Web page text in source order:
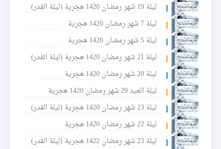
ليلة 19 شهر رمضان 1420 هجرية (ليلة القدر)
ليلة 7 شهر رمضان 1420 هجرية
ليلة 5 شهر رمضان 1420 هجرية
ليلة 21 شهر رمضان 1420 هجرية (ليلة القدر)
ليلة 20 شهر رمضان 1420 هجرية
ليلة العيد 29 شهر رمضان 1420 هجرية
ليلة 23 شهر رمضان 1420 هجرية (ليلة القدر)
ليلة 22 شهر رمضان 1420 هجرية
ليلة 23 شهر رمضان 1422 هجرية (ليلة القدر)